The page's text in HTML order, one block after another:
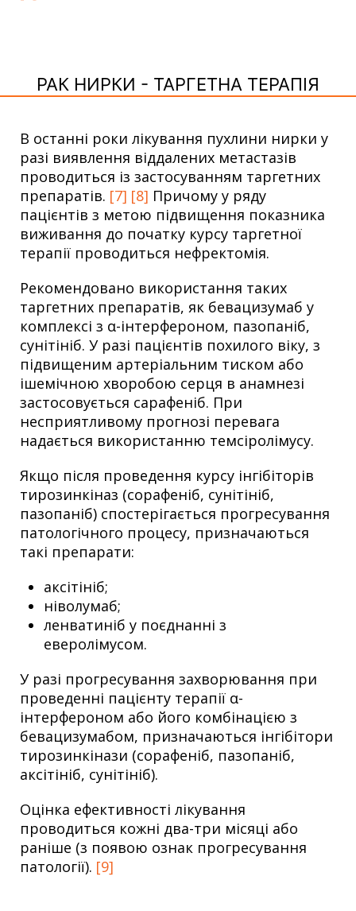
РАК НИРКИ - ТАРГЕТНА ТЕРАПІЯ
В останні роки лікування пухлини нирки у
разі виявлення віддалених метастазів
проводиться із застосуванням таргетних
препаратів. [7] [8] Причому у ряду
пацієнтів з метою підвищення показника
виживання до початку курсу таргетної
терапії проводиться нефректомія.
Рекомендовано використання таких
таргетних препаратів, як бевацизумаб у
комплексі з α-інтерфероном, пазопаніб,
сунітініб. У разі пацієнтів похилого віку, з
підвищеним артеріальним тиском або
ішемічною хворобою серця в анамнезі
застосовується сарафеніб. При
несприятливому прогнозі перевага
надається використанню темсіролімусу.
Якщо після проведення курсу інгібіторів
тирозинкіназ (сорафеніб, сунітініб,
пазопаніб) спостерігається прогресування
патологічного процесу, призначаються
такі препарати:
аксітініб;
ніволумаб;
ленватиніб у поєднанні з
еверолімусом.
У разі прогресування захворювання при
проведенні пацієнту терапії α-
інтерфероном або його комбінацією з
бевацизумабом, призначаються інгібітори
тирозинкінази (сорафеніб, пазопаніб,
аксітініб, сунітініб).
Оцінка ефективності лікування
проводиться кожні два-три місяці або
раніше (з появою ознак прогресування
патології). [9]